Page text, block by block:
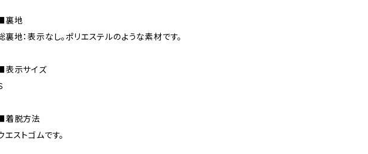
裏地
裏地：表示なし。ポリエステルのような素材です。
表示サイズ
着脱方法
エストゴムです。